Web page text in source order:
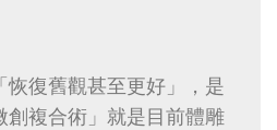
復舊觀甚至更好」，是
創複合術」就是目前體雕